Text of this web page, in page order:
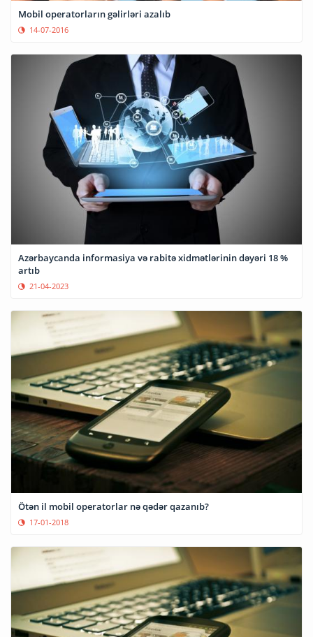
Mobil operatorların gəlirləri azalıb
14-07-2016
Azərbaycanda informasiya və rabitə xidmətlərinin dəyəri 18 %
artıb
21-04-2023
Ötən il mobil operatorlar nə qədər qazanıb?
17-01-2018